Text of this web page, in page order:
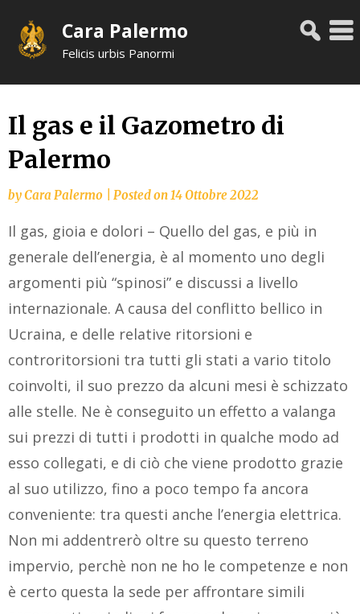
content
Cara Palermo
Felicis urbis Panormi
Il gas e il Gazometro di
Palermo
byCara Palermo Posted on14 Ottobre 2022
Il gas, gioia e dolori – Quello del gas, e più in
generale dell’energia, è al momento uno degli
argomenti più “spinosi” e discussi a livello
internazionale. A causa del conflitto bellico in
Ucraina, e delle relative ritorsioni e
controritorsioni tra tutti gli stati a vario titolo
coinvolti, il suo prezzo da alcuni mesi è schizzato
alle stelle. Ne è conseguito un effetto a valanga
sui prezzi di tutti i prodotti in qualche modo ad
esso collegati, e di ciò che viene prodotto grazie
al suo utilizzo, fino a poco tempo fa ancora
conveniente: tra questi anche l’energia elettrica.
Non mi addentrerò oltre su questo terreno
impervio, perchè non ne ho le competenze e non
è certo questa la sede per affrontare simili